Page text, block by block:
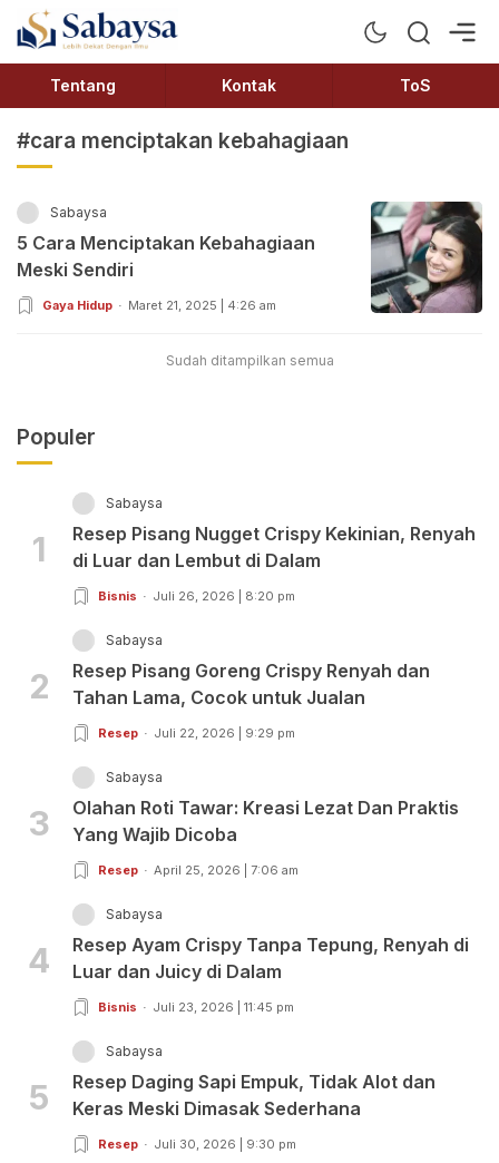
Sabaysa
Lebih Dekat Dengan Ilmu
Tentang Kontak ToS
#cara menciptakan kebahagiaan
Sabaysa
5 Cara Menciptakan Kebahagiaan
Meski Sendiri
Gaya Hidup Maret 21, 2025 | 4:26 am
Sudah ditampilkan semua
Populer
1
Sabaysa
Resep Pisang Nugget Crispy Kekinian, Renyah
di Luar dan Lembut di Dalam
Bisnis Juli 26, 2026 | 8:20 pm
2
Sabaysa
Resep Pisang Goreng Crispy Renyah dan
Tahan Lama, Cocok untuk Jualan
Resep Juli 22, 2026 | 9:29 pm
3
Sabaysa
Olahan Roti Tawar: Kreasi Lezat Dan Praktis
Yang Wajib Dicoba
Resep April 25, 2026 | 7:06 am
4
Sabaysa
Resep Ayam Crispy Tanpa Tepung, Renyah di
Luar dan Juicy di Dalam
Bisnis Juli 23, 2026 | 11:45 pm
5
Sabaysa
Resep Daging Sapi Empuk, Tidak Alot dan
Keras Meski Dimasak Sederhana
Resep Juli 30, 2026 | 9:30 pm